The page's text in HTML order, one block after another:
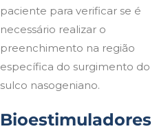
paciente para verificar se é
necessário realizar o
preenchimento na região
específica do surgimento do
sulco nasogeniano.
Bioestimuladores